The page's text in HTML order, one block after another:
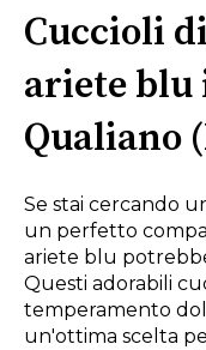
Cuccioli
ariete blu
Qualiano
Se stai cercando
un perfetto
ariete blu
Questi adorabili
temperamento
un'ottima scelta